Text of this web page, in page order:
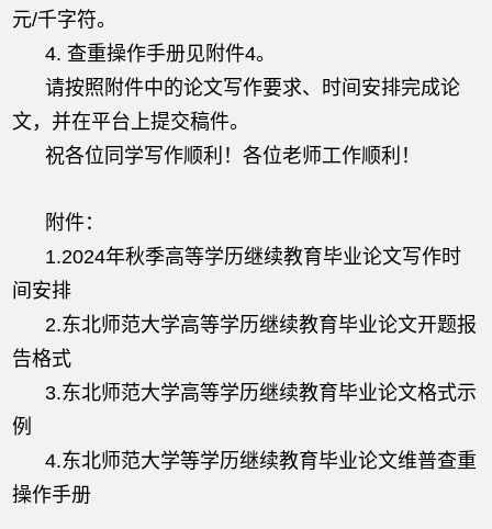
元/千字符。
4. 查重操作手册见附件4。
请按照附件中的论文写作要求、时间安排完成论
文，并在平台上提交稿件。
祝各位同学写作顺利！各位老师工作顺利！
附件：
1.2024年秋季高等学历继续教育毕业论文写作时
间安排
2.东北师范大学高等学历继续教育毕业论文开题报
告格式
3.东北师范大学高等学历继续教育毕业论文格式示
例
4.东北师范大学等学历继续教育毕业论文维普查重
操作手册